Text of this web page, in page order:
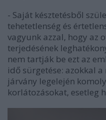
- Saját késztetésből
tehetetlenség és
vagyunk azzal, hogy az
terjedésének
nem tartják be ezt az
idő sürgetése: azokkal
járvány legelején
korlátozásokat, esetleg